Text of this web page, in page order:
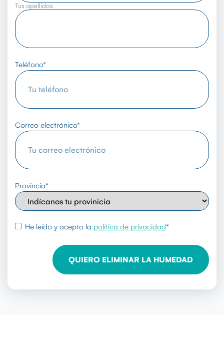
Tus apellidos
Teléfono*
Correo electrónico*
Provincia*
rgpd*
He leído y acepto la política de privacidad*